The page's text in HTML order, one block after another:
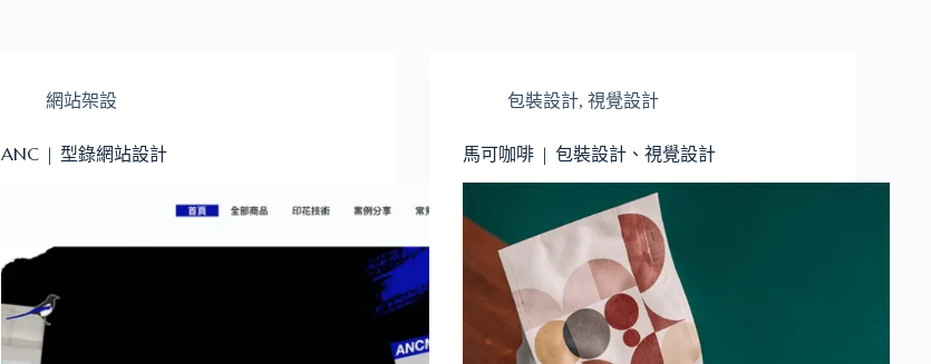
網站架設
ANC | 型錄網站設計
包裝設計, 視覺設計
馬可咖啡 | 包裝設計、視覺設計